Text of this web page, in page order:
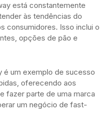
está constantemente
às tendências do
consumidores. Isso inclui o
opções de pão e
é um exemplo de sucesso
oferecendo aos
fazer parte de uma marca
um negócio de fast-